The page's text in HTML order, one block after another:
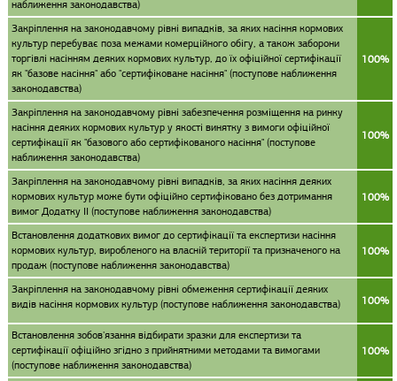
наближення законодавства)
Закріплення на законодавчому рівні випадків, за яких насіння кормових
культур перебуває поза межами комерційного обігу, а також заборони
торгівлі насінням деяких кормових культур, до їх офіційної сертифікації
як "базове насіння" або "сертифіковане насіння" (поступове наближення
законодавства)
100%
Закріплення на законодавчому рівні забезпечення розміщення на ринку
насіння деяких кормових культур у якості винятку з вимоги офіційної
сертифікації як "базового або сертифікованого насіння" (поступове
наближення законодавства)
100%
Закріплення на законодавчому рівні випадків, за яких насіння деяких
кормових культур може бути офіційно сертифіковано без дотримання
вимог Додатку II (поступове наближення законодавства)
100%
Встановлення додаткових вимог до сертифікації та експертизи насіння
кормових культур, виробленого на власній території та призначеного на
продаж (поступове наближення законодавства)
100%
Закріплення на законодавчому рівні обмеження сертифікації деяких
видів насіння кормових культур (поступове наближення законодавства)
100%
Встановлення зобов'язання відбирати зразки для експертизи та
сертифікації офіційно згідно з прийнятними методами та вимогами
(поступове наближення законодавства)
100%